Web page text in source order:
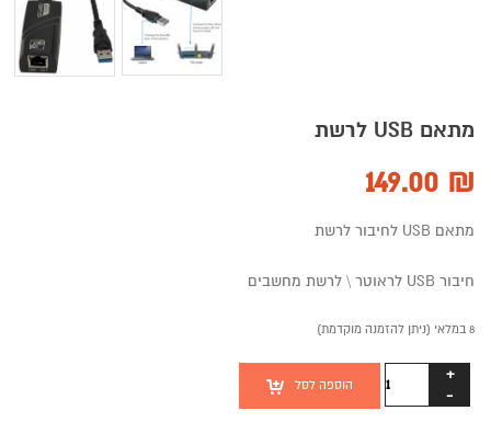
מתאם USB לרשת
149.00 ₪
מתאם USB לחיבור לרשת
חיבור USB לראוטר \ לרשת מחשבים
8 במלאי (ניתן להזמנה מוקדמת)
כמות
הוספה לסל